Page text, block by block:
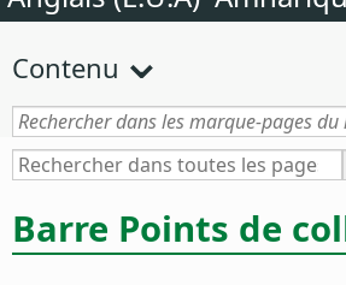
Contenu
Barre Points de